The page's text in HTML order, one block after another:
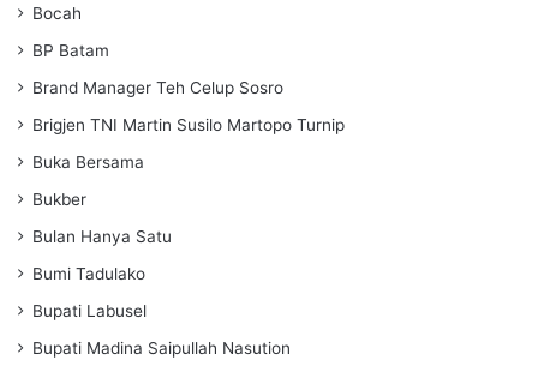
Bocah
BP Batam
Brand Manager Teh Celup Sosro
Brigjen TNI Martin Susilo Martopo Turnip
Buka Bersama
Bukber
Bulan Hanya Satu
Bumi Tadulako
Bupati Labusel
Bupati Madina Saipullah Nasution